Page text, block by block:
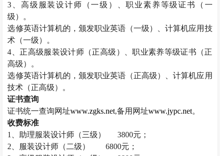
3 、高级服装设计师（一级）、职业素养等级证书（一
级）。
选修英语计算机的，颁发职业英语（一级）、计算机应用技
术（一级）。
4 、正高级服装设计师（正高级）、职业素养等级证书（正
高级）。
选修英语计算机的，颁发职业英语（正高级）、计算机应用
技术（正高级）。
证书查询
证书统一查询网址www.zgks.net,备用网址www.jypc.net。
收费标准
1
、助理服装设计师（三级） 3800元；
2 、服装设计师（二级） 6800元；